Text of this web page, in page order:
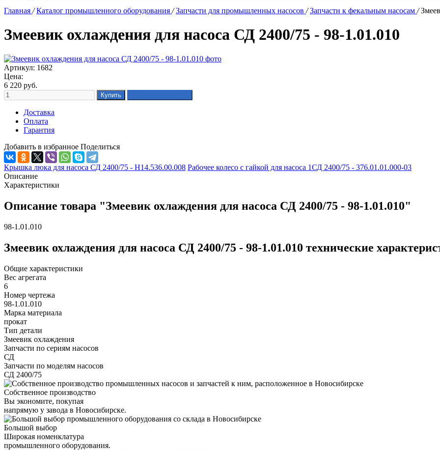
Главная / Каталог промышленного оборудования / Запчасти для промышленных насосов / Запчасти к фекальным насосам /
Змеевик охлаждения для насоса СД 2400/75 - 98-1.01.010
Артикул: 1682
Цена:
6 220 руб.
Доставка
Оплата
Гарантия
Добавить в избранное Поделиться
Крышка люка для насоса СД 2400/75 - Н14.536.00.008 Рабочее колесо с гайкой для насоса 1СД 2400/75 - 376.01.01.000-03
Описание
Характеристики
Описание товара "Змеевик охлаждения для насоса СД 2400/75 - 98-1.01.010"
98-1.01.010
Змеевик охлаждения для насоса СД 2400/75 - 98-1.01.010 технические
Общие характеристики
Вес агрегата
6
Номер чертежа
98-1.01.010
Марка материала
прокат
Тип детали
Змеевик охлаждения
Запчасти по сериям насосов
СД
Запчасти по моделям насосов
СД 2400/75
Собственное производство
Вы экономите, покупая
напрямую у завода в Новосибирске.
Большой выбор
Широкая номенклатура
промышленного оборудования.